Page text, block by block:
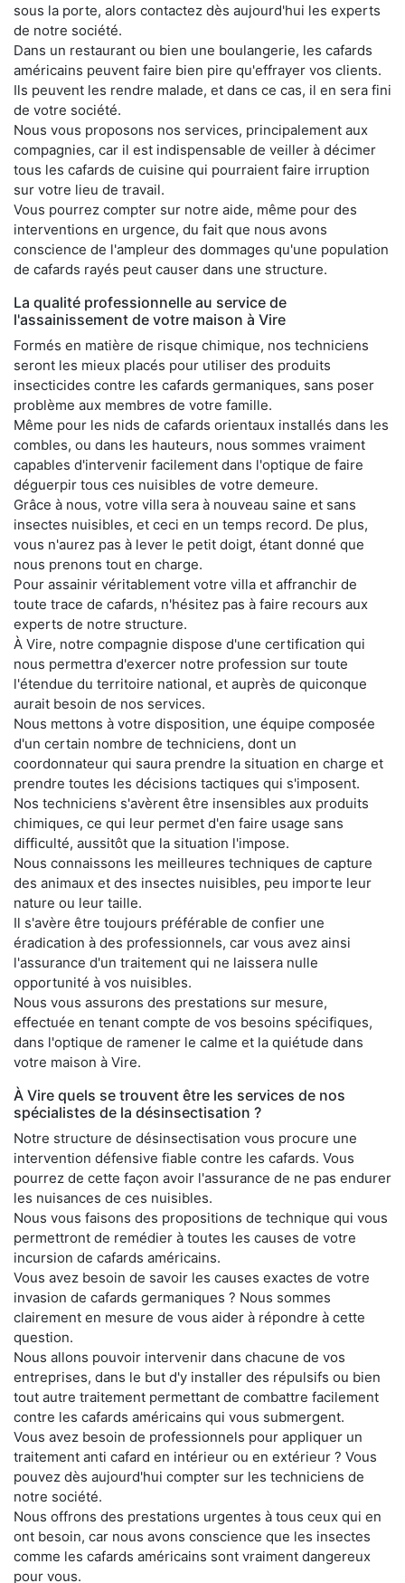
sous la porte, alors contactez dès aujourd'hui les experts
de notre société.
Dans un restaurant ou bien une boulangerie, les cafards
américains peuvent faire bien pire qu'effrayer vos clients.
Ils peuvent les rendre malade, et dans ce cas, il en sera fini
de votre société.
Nous vous proposons nos services, principalement aux
compagnies, car il est indispensable de veiller à décimer
tous les cafards de cuisine qui pourraient faire irruption
sur votre lieu de travail.
Vous pourrez compter sur notre aide, même pour des
interventions en urgence, du fait que nous avons
conscience de l'ampleur des dommages qu'une population
de cafards rayés peut causer dans une structure.
La qualité professionnelle au service de
l'assainissement de votre maison à Vire
Formés en matière de risque chimique, nos techniciens
seront les mieux placés pour utiliser des produits
insecticides contre les cafards germaniques, sans poser
problème aux membres de votre famille.
Même pour les nids de cafards orientaux installés dans les
combles, ou dans les hauteurs, nous sommes vraiment
capables d'intervenir facilement dans l'optique de faire
déguerpir tous ces nuisibles de votre demeure.
Grâce à nous, votre villa sera à nouveau saine et sans
insectes nuisibles, et ceci en un temps record. De plus,
vous n'aurez pas à lever le petit doigt, étant donné que
nous prenons tout en charge.
Pour assainir véritablement votre villa et affranchir de
toute trace de cafards, n'hésitez pas à faire recours aux
experts de notre structure.
À Vire, notre compagnie dispose d'une certification qui
nous permettra d'exercer notre profession sur toute
l'étendue du territoire national, et auprès de quiconque
aurait besoin de nos services.
Nous mettons à votre disposition, une équipe composée
d'un certain nombre de techniciens, dont un
coordonnateur qui saura prendre la situation en charge et
prendre toutes les décisions tactiques qui s'imposent.
Nos techniciens s'avèrent être insensibles aux produits
chimiques, ce qui leur permet d'en faire usage sans
difficulté, aussitôt que la situation l'impose.
Nous connaissons les meilleures techniques de capture
des animaux et des insectes nuisibles, peu importe leur
nature ou leur taille.
Il s'avère être toujours préférable de confier une
éradication à des professionnels, car vous avez ainsi
l'assurance d'un traitement qui ne laissera nulle
opportunité à vos nuisibles.
Nous vous assurons des prestations sur mesure,
effectuée en tenant compte de vos besoins spécifiques,
dans l'optique de ramener le calme et la quiétude dans
votre maison à Vire.
À Vire quels se trouvent être les services de nos
spécialistes de la désinsectisation ?
Notre structure de désinsectisation vous procure une
intervention défensive fiable contre les cafards. Vous
pourrez de cette façon avoir l'assurance de ne pas endurer
les nuisances de ces nuisibles.
Nous vous faisons des propositions de technique qui vous
permettront de remédier à toutes les causes de votre
incursion de cafards américains.
Vous avez besoin de savoir les causes exactes de votre
invasion de cafards germaniques ? Nous sommes
clairement en mesure de vous aider à répondre à cette
question.
Nous allons pouvoir intervenir dans chacune de vos
entreprises, dans le but d'y installer des répulsifs ou bien
tout autre traitement permettant de combattre facilement
contre les cafards américains qui vous submergent.
Vous avez besoin de professionnels pour appliquer un
traitement anti cafard en intérieur ou en extérieur ? Vous
pouvez dès aujourd'hui compter sur les techniciens de
notre société.
Nous offrons des prestations urgentes à tous ceux qui en
ont besoin, car nous avons conscience que les insectes
comme les cafards américains sont vraiment dangereux
pour vous.